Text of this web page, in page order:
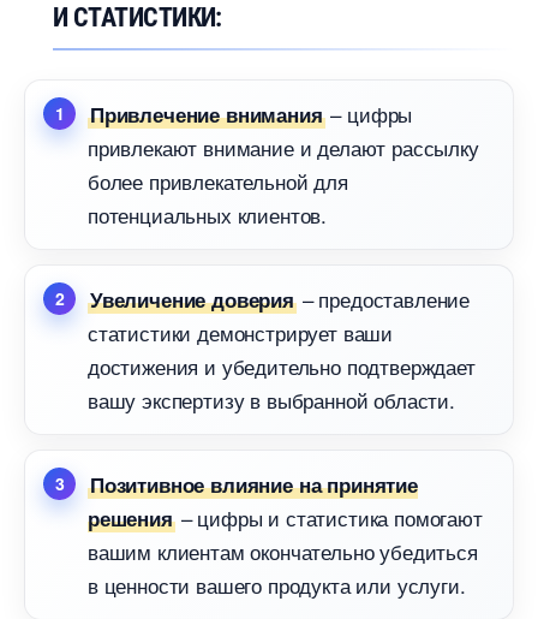
И СТАТИСТИКИ:
Привлечение внимания– цифры
привлекают внимание и делают рассылку
олее привлекательной для
потенциальных клиентов.
Увеличение доверия– предоставление
статистики демонстрирует ваши
достижения и убедительно подтверждает
ашу экспертизу в выбранной области.
Позитивное влияние на принятие
решения– цифры и статистика помогают
ашим клиентам окончательно убедиться
ценности вашего продукта или услуги.